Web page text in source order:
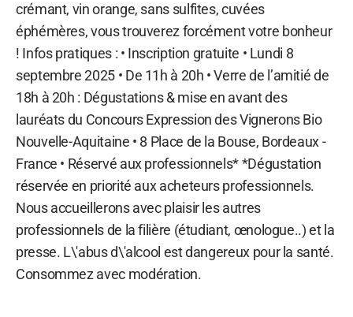
crémant, vin orange, sans sulfites, cuvées
éphémères, vous trouverez forcément votre bonheur
! Infos pratiques : • Inscription gratuite • Lundi 8
septembre 2025 • De 11h à 20h • Verre de l’amitié de
18h à 20h : Dégustations & mise en avant des
lauréats du Concours Expression des Vignerons Bio
Nouvelle-Aquitaine • 8 Place de la Bouse, Bordeaux -
France • Réservé aux professionnels* *Dégustation
réservée en priorité aux acheteurs professionnels.
Nous accueillerons avec plaisir les autres
professionnels de la filière (étudiant, œnologue..) et la
presse. L\'abus d\'alcool est dangereux pour la santé.
Consommez avec modération.